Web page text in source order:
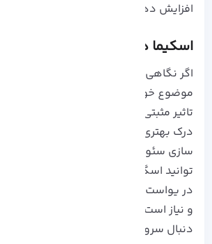
افزایش دهید.
اسکیما در رنک مث
اگر نگاهی به مقالات قبلی ما بیندازید
موضوع خواهید شد که اسکیما برای
تاثیر مثبتی دارد. با کمک اسکیما،
درک بهتری از صفحه شما خواهند داشت
سازی سئو بسیار مهم است. در افزونه
توانید اسگیما را به صورت دستی تعریف
در یواست شما نمی توانید به تنهایی این
و نیاز است که از یک پلاگین دیگر نیز
دنبال سرور مجازی